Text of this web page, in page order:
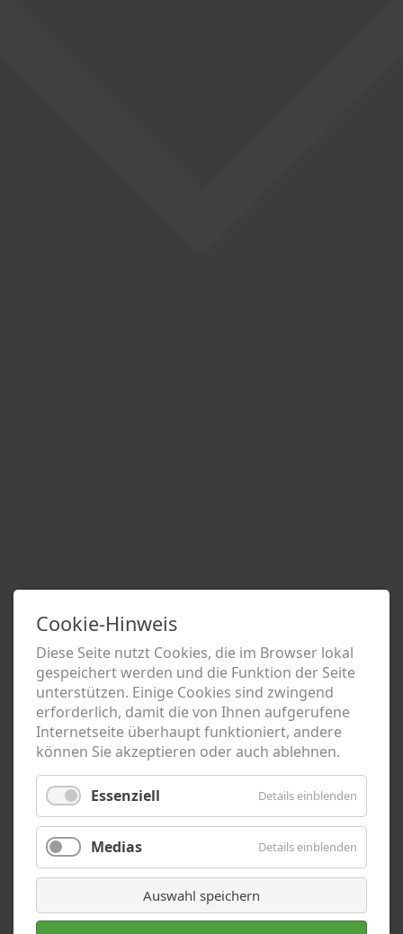
Cookie-Hinweis
Diese Seite nutzt Cookies, die im Browser lokal
gespeichert werden und die Funktion der Seite
unterstützen. Einige Cookies sind zwingend
erforderlich, damit die von Ihnen aufgerufene
Internetseite überhaupt funktioniert, andere
können Sie akzeptieren oder auch ablehnen.
Essenziell Details einblenden
Medias Details einblenden
Auswahl speichern